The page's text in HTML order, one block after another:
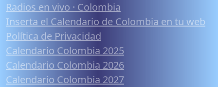
Radios en vivo · Colombia
Inserta el Calendario de Colombia en tu web
Política de Privacidad
Calendario Colombia 2025
Calendario Colombia 2026
Calendario Colombia 2027